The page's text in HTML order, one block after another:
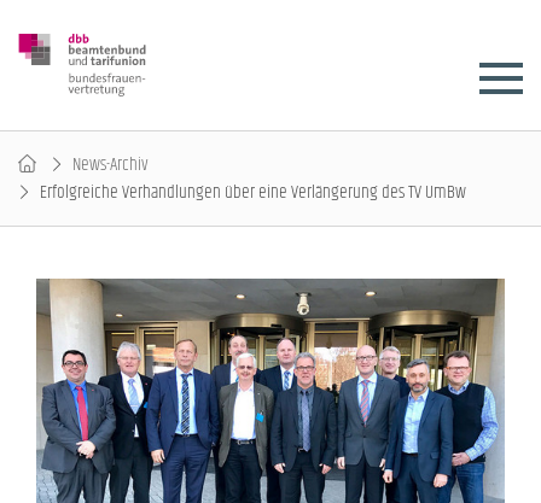
News-Archiv
Erfolgreiche Verhandlungen über eine Verlängerung des TV UmBw